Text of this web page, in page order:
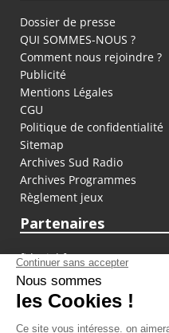
Dossier de presse
QUI SOMMES-NOUS ?
Comment nous rejoindre ?
Publicité
Mentions Légales
CGU
Politique de confidentialité
Sitemap
Archives Sud Radio
Archives Programmes
Règlement jeux
Partenaires
fiducial.fr
lyoncapitale.fr
olympique-et-lyonnais.com
L'application Iphone